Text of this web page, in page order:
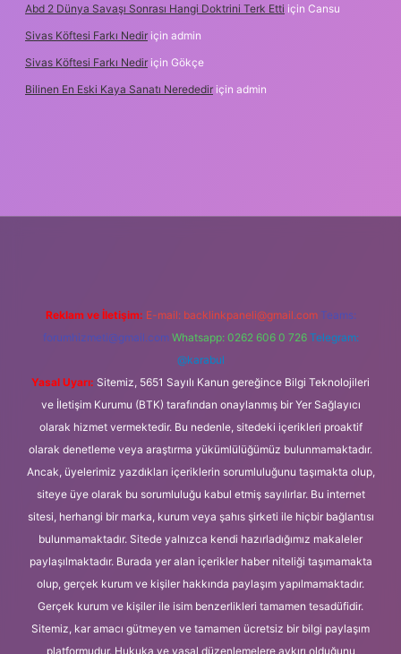
Abd 2 Dünya Savaşı Sonrası Hangi Doktrini Terk Etti için Cansu
Sivas Köftesi Farkı Nedir için admin
Sivas Köftesi Farkı Nedir için Gökçe
Bilinen En Eski Kaya Sanatı Nerededir için admin
Reklam ve İletişim: E-mail: backlinkpaneli@gmail.com Teams:
forumhizmeti@gmail.com Whatsapp: 0262 606 0 726 Telegram:
@karabul
Yasal Uyarı: Sitemiz, 5651 Sayılı Kanun gereğince Bilgi Teknolojileri
ve İletişim Kurumu (BTK) tarafından onaylanmış bir Yer Sağlayıcı
olarak hizmet vermektedir. Bu nedenle, sitedeki içerikleri proaktif
olarak denetleme veya araştırma yükümlülüğümüz bulunmamaktadır.
Ancak, üyelerimiz yazdıkları içeriklerin sorumluluğunu taşımakta olup,
siteye üye olarak bu sorumluluğu kabul etmiş sayılırlar. Bu internet
sitesi, herhangi bir marka, kurum veya şahıs şirketi ile hiçbir bağlantısı
bulunmamaktadır. Sitede yalnızca kendi hazırladığımız makaleler
paylaşılmaktadır. Burada yer alan içerikler haber niteliği taşımamakta
olup, gerçek kurum ve kişiler hakkında paylaşım yapılmamaktadır.
Gerçek kurum ve kişiler ile isim benzerlikleri tamamen tesadüfidir.
Sitemiz, kar amacı gütmeyen ve tamamen ücretsiz bir bilgi paylaşım
platformudur. Hukuka ve yasal düzenlemelere aykırı olduğunu